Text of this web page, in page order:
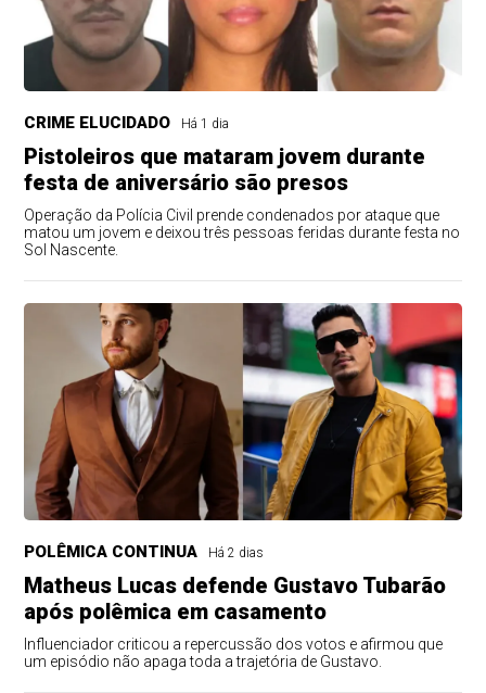
CRIME ELUCIDADO Há 1 dia
Pistoleiros que mataram jovem durante
festa de aniversário são presos
Operação da Polícia Civil prende condenados por ataque que
matou um jovem e deixou três pessoas feridas durante festa no
Sol Nascente.
POLÊMICA CONTINUA Há 2 dias
Matheus Lucas defende Gustavo Tubarão
após polêmica em casamento
Influenciador criticou a repercussão dos votos e afirmou que
um episódio não apaga toda a trajetória de Gustavo.